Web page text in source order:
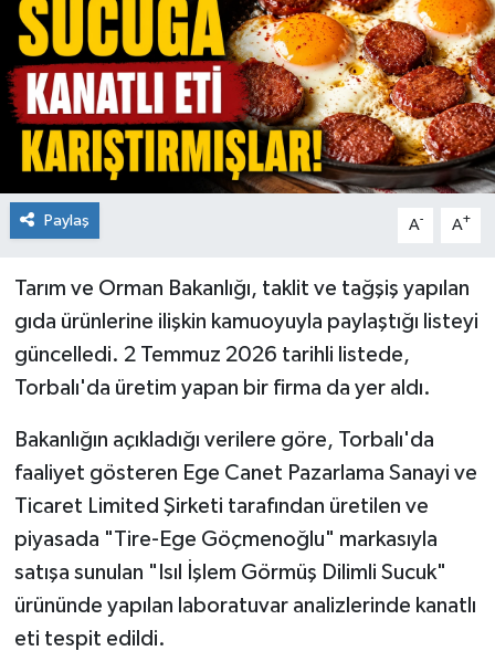
Paylaş A- A+
Tarım ve Orman Bakanlığı, taklit ve tağşiş yapılan
gıda ürünlerine ilişkin kamuoyuyla paylaştığı listeyi
güncelledi. 2 Temmuz 2026 tarihli listede,
Torbalı'da üretim yapan bir firma da yer aldı.
Bakanlığın açıkladığı verilere göre, Torbalı'da
faaliyet gösteren Ege Canet Pazarlama Sanayi ve
Ticaret Limited Şirketi tarafından üretilen ve
piyasada "Tire-Ege Göçmenoğlu" markasıyla
satışa sunulan "Isıl İşlem Görmüş Dilimli Sucuk"
ürününde yapılan laboratuvar analizlerinde kanatlı
eti tespit edildi.